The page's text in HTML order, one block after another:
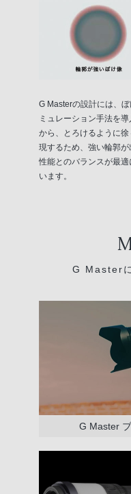
G Masterの設計には、
ミュレーション手法を
から、とろけるように
現するため、強い輪郭
性能とのバランスが最
います。
G Master
G Master